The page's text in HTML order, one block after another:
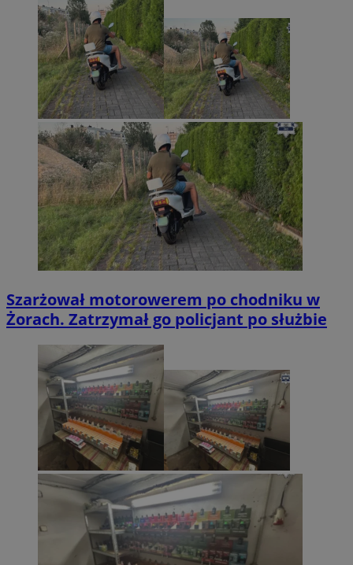
Szarżował motorowerem po chodniku w
Żorach. Zatrzymał go policjant po służbie